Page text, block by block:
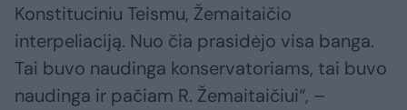
Konstituciniu Teismu, Žemaitaičio
interpeliaciją. Nuo čia prasidėjo visa banga.
Tai buvo naudinga konservatoriams, tai buvo
naudinga ir pačiam R. Žemaitaičiui“, –